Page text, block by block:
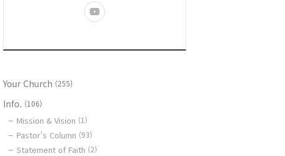
Your Church (255)
Info. (106)
Mission & Vision (1)
Pastor's Column (93)
Statement of Faith (2)